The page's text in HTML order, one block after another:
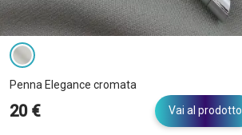
Nero placcato oro
Set
Penna Elegance cromata
20 € Vai al prodotto